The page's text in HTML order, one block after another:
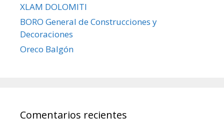
XLAM DOLOMITI
BORO General de Construcciones y
Decoraciones
Oreco Balgón
Comentarios recientes